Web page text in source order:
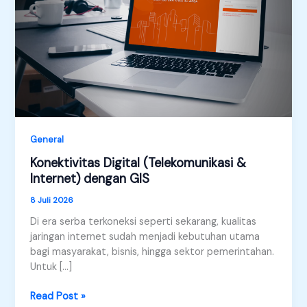
General
Konektivitas Digital (Telekomunikasi &
Internet) dengan GIS
8 Juli 2026
Di era serba terkoneksi seperti sekarang, kualitas
jaringan internet sudah menjadi kebutuhan utama
bagi masyarakat, bisnis, hingga sektor pemerintahan.
Untuk […]
Konektivitas
Read Post »